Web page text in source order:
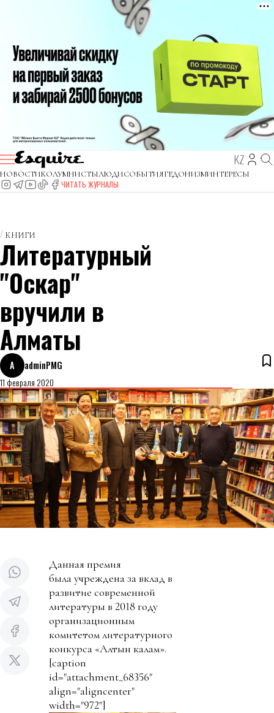
KZ
НОВОСТИКОЛУМНИСТЫЛЮДИСОБЫТИЯГЕДОНИЗМИНТЕРЕСЫ
ЧИТАТЬ ЖУРНАЛЫ
КНИГИ
Литературный
"Оскар"
вручили в
Алматы
A
adminPMG
11 февраля 2020
Данная премия
была учреждена за вклад в
развитие современной
литературы в 2018 году
организационным
комитетом литературного
конкурса «Алтын калам».
[caption
id="attachment_68356"
align="aligncenter"
width="972"]